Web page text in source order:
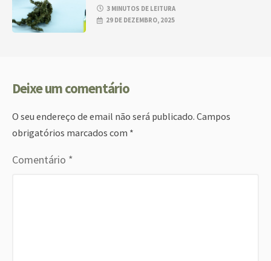
3 MINUTOS DE LEITURA
29 DE DEZEMBRO, 2025
Deixe um comentário
O seu endereço de email não será publicado. Campos
obrigatórios marcados com *
Comentário *